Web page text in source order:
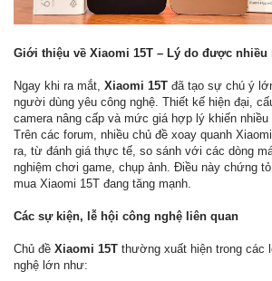
Giới thiệu về Xiaomi 15T – Lý do được
Ngay khi ra mắt, Xiaomi 15T đã tạo sự chú ý
người dùng yêu công nghệ. Thiết kế hiện đại,
camera nâng cấp và mức giá hợp lý khiến
Trên các forum, nhiều chủ đề xoay quanh
ra, từ đánh giá thực tế, so sánh với các dòng
nghiệm chơi game, chụp ảnh. Điều này chứng
mua Xiaomi 15T đang tăng mạnh.
Các sự kiện, lễ hội công nghệ liên quan
Chủ đề Xiaomi 15T thường xuất hiện trong các
nghệ lớn như: